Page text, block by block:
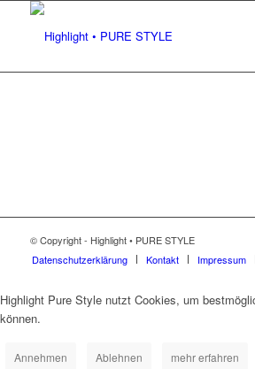
© Copyright - Highlight • PURE STYLE
Datenschutzerklärung
Kontakt Impressum
Highlight Pure Style nutzt Cookies, um
können.
Annehmen Ablehnen mehr erfahren